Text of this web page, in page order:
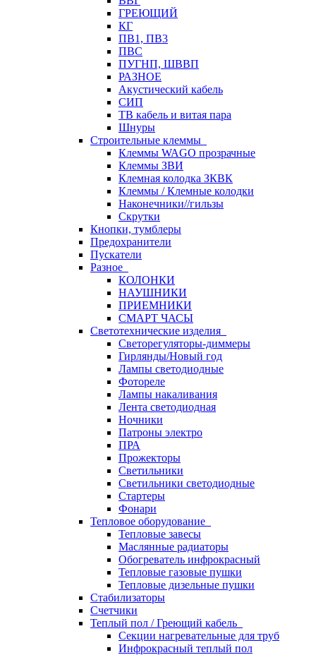
ГРЕЮЩИЙ
КГ
ПВ1, ПВ3
ПВС
ПУГНП, ШВВП
РАЗНОЕ
Акустический кабель
СИП
ТВ кабель и витая пара
Шнуры
Строительные клеммы
Клеммы WAGO прозрачные
Клеммы ЗВИ
Клемная колодка ЗКВК
Клеммы / Клемные колодки
Наконечники//гильзы
Скрутки
Кнопки, тумблеры
Предохранители
Пускатели
Разное
КОЛОНКИ
НАУШНИКИ
ПРИЕМНИКИ
СМАРТ ЧАСЫ
Светотехнические изделия
Светорегуляторы-диммеры
Гирлянды/Новый год
Лампы светодиодные
Фотореле
Лампы накаливания
Лента светодиодная
Ночники
Патроны электро
ПРА
Прожекторы
Светильники
Светильники светодиодные
Стартеры
Фонари
Тепловое оборудование
Тепловые завесы
Маслянные радиаторы
Обогреватель инфрокрасный
Тепловые газовые пушки
Тепловые дизельные пушки
Стабилизаторы
Счетчики
Теплый пол / Греющий кабель
Секции нагревательные для труб
Инфрокрасный теплый пол